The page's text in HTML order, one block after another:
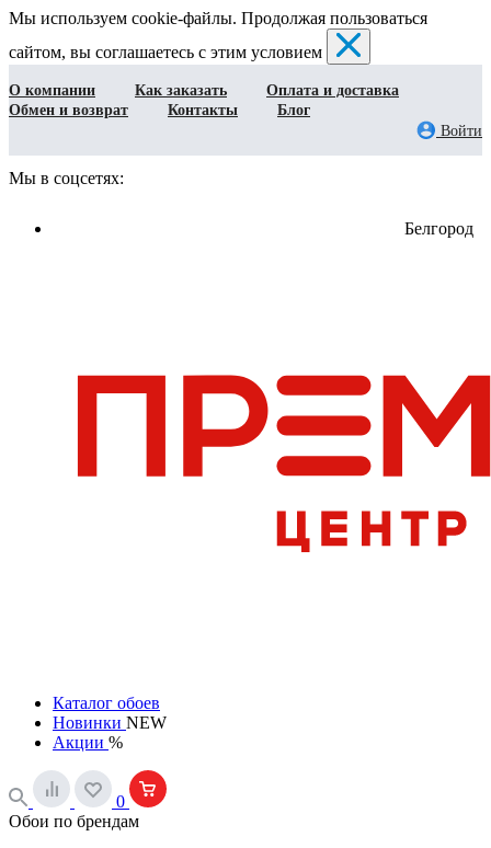
Мы используем cookie-файлы. Продолжая пользоваться
сайтом, вы соглашаетесь с этим условием
О компании Как заказать
Оплата и доставка
Обмен и возврат
Контакты
Блог
Войти
Мы в соцсетях:
Белгород
Каталог обоев
Новинки NEW
Акции %
0
Обои по брендам